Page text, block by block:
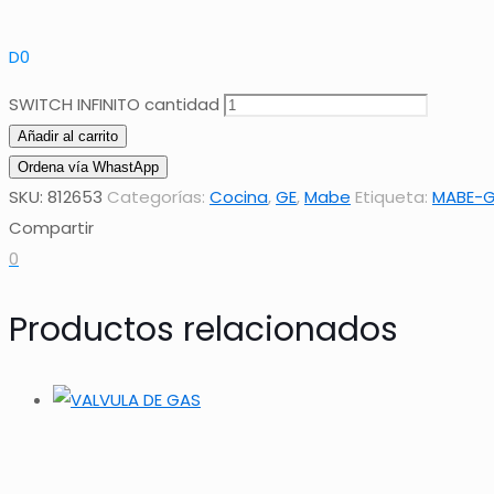
D0
SWITCH INFINITO cantidad
Añadir al carrito
Ordena vía WhastApp
SKU: 812653 Categorías: Cocina,GE,Mabe Etiqueta: MABE-
Compartir
0
Productos relacionados